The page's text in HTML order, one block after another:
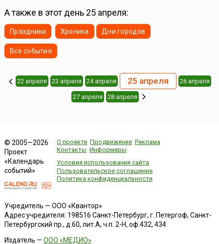
А также в этот день 25 апреля:
Праздники Хроника Дни городов
Все события
22 апреля 23 апреля 24 апреля 25 апреля 26 апреля
27 апреля 28 апреля
© 2005—2026
Проект
«Календарь
событий»
О проекте Продвижение Реклама
Контакты Информеры
Условия использования сайта
Пользовательское соглашение
Политика конфиденциальности
Учредитель — ООО «Квантор»
Адрес учредителя: 198516 Санкт-Петербург, г. Петергоф, Санкт-
Петербургский пр., д.60, лит.А, ч.п. 2-Н, оф.432, 434
Издатель — ООО «МЕДИО»